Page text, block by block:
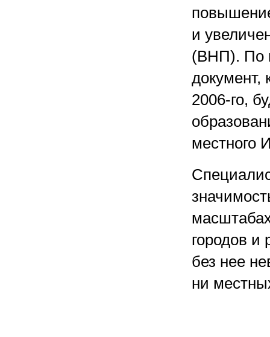
и
(ВНП). По
документ,
2006-го,
местного
городов и
без нее
ни